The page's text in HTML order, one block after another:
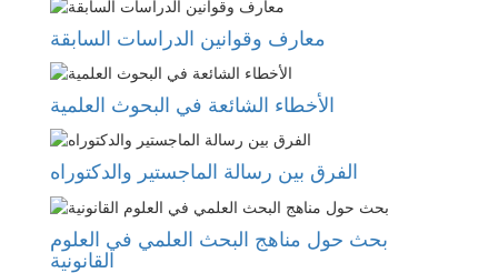
معارف وقوانين الدراسات السابقة
الأخطاء الشائعة في البحوث العلمية
بحث حول مناهج البحث العلمي في العلوم
القانونية